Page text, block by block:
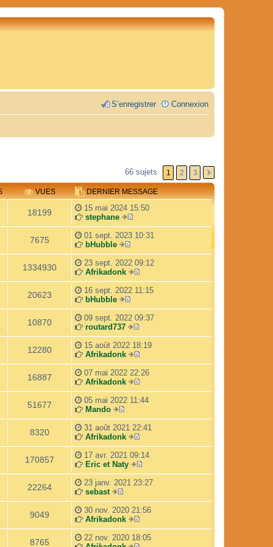
Connexion
S’enregistrer
66 sujets 1 2 3
VUES DERNIER MESSAGE
18199
15 mai 2024 15:50
stephane
V
o
r
e
d
e
n
e
r
m
e
s
s
a
g
e
7675
01 sept. 2023 10:31
bHubble
V
o
i
r
l
d
e
r
n
e
r
m
e
s
s
g
e
1334930
23 sept. 2022 09:12
Afrikadonk
V
o
r
l
d
e
n
i
r
m
s
s
g
e
20623
16 sept. 2022 11:15
bHubble
V
o
i
r
e
d
e
r
n
i
r
m
e
s
s
a
g
e
10870
09 sept. 2022 09:37
routard737
V
o
i
r
l
e
d
e
n
i
e
r
m
e
s
s
g
e
12280
15 août 2022 18:19
Afrikadonk
V
o
r
l
d
e
n
i
e
r
m
s
s
g
e
16887
07 mai 2022 22:26
Afrikadonk
V
o
r
l
d
e
r
n
i
r
m
s
s
51677
05 mai 2022 11:44
Mando
V
o
i
r
l
e
d
e
n
i
e
r
m
e
8320
31 août 2021 22:41
Afrikadonk
V
o
i
r
l
d
e
n
i
170857
17 avr. 2021 09:14
Eric et Naty
V
o
r
l
d
e
22264
23 janv. 2021 23:27
sebast
V
o
i
r
l
e
9049
30 nov. 2020 21:56
Afrikadonk
V
o
8765
22 nov. 2020 18:05